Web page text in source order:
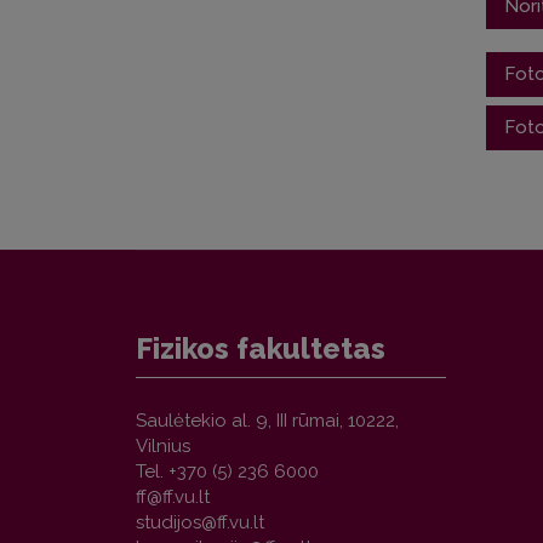
Su
Fizikos fakultetas
Saulėtekio al. 9, III rūmai, 10222,
Vilnius
Tel. +370 (5) 236 6000